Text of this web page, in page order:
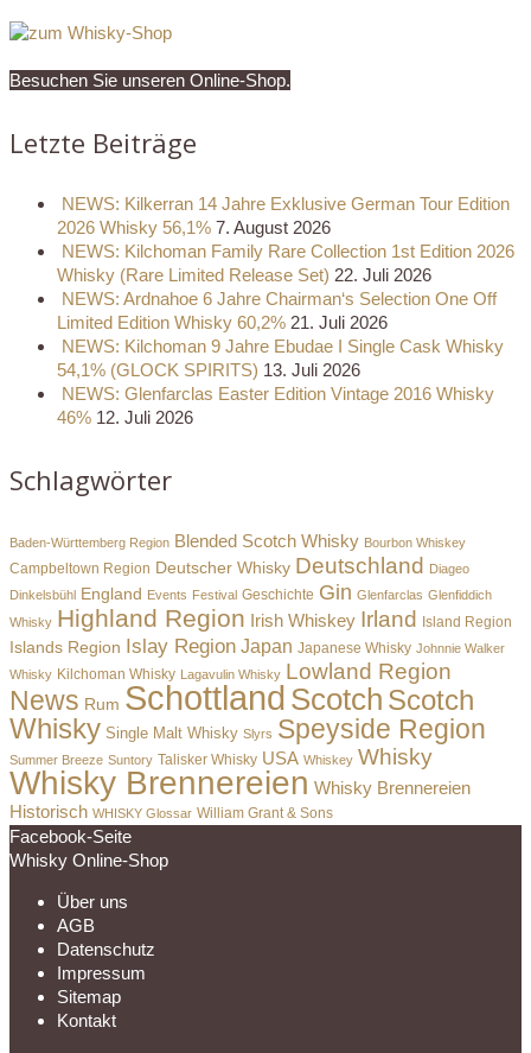
Besuchen Sie unseren Online-Shop.
Letzte Beiträge
NEWS: Kilkerran 14 Jahre Exklusive German Tour Edition
2026 Whisky 56,1% 7. August 2026
NEWS: Kilchoman Family Rare Collection 1st Edition 2026
Whisky (Rare Limited Release Set) 22. Juli 2026
NEWS: Ardnahoe 6 Jahre Chairman‘s Selection One Off
Limited Edition Whisky 60,2% 21. Juli 2026
NEWS: Kilchoman 9 Jahre Ebudae I Single Cask Whisky
54,1% (GLOCK SPIRITS) 13. Juli 2026
NEWS: Glenfarclas Easter Edition Vintage 2016 Whisky
46% 12. Juli 2026
Schlagwörter
Baden-Württemberg Region Blended Scotch Whisky Bourbon Whiskey
Campbeltown Region Deutscher Whisky Deutschland Diageo
Dinkelsbühl England Events Festival Geschichte Gin Glenfarclas Glenfiddich
Whisky Highland Region Irish Whiskey Irland Island Region
Islands Region Islay Region Japan Japanese Whisky Johnnie Walker
Whisky Kilchoman Whisky Lagavulin Whisky Lowland Region
News Rum Schottland Scotch Scotch
Whisky Single Malt Whisky Slyrs Speyside Region
Summer Breeze Suntory Talisker Whisky USA Whiskey Whisky
Whisky Brennereien Whisky Brennereien
Historisch WHISKY Glossar William Grant & Sons
Facebook-Seite
Whisky Online-Shop
Über uns
AGB
Datenschutz
Impressum
Sitemap
Kontakt